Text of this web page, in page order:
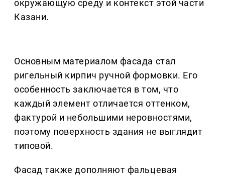
окружающую среду и контекст этой части
Казани.
Основным материалом фасада стал
ригельный кирпич ручной формовки. Его
особенность заключается в том, что
каждый элемент отличается оттенком,
фактурой и небольшими неровностями,
поэтому поверхность здания не выглядит
типовой.
Фасад также дополняют фальцевая